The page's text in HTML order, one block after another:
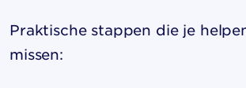
Praktische stappen die je
missen: